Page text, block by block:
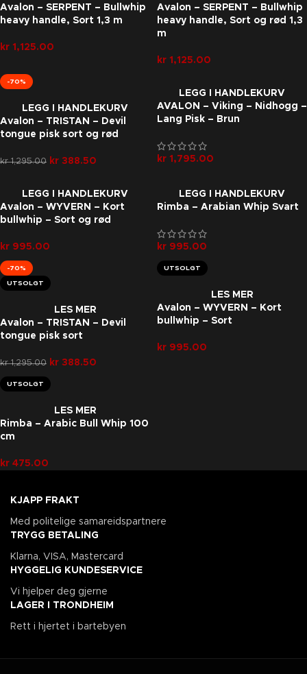
Avalon – SERPENT – Bullwhip
heavy handle, Sort 1,3 m
kr 1,125.00
Avalon – SERPENT – Bullwhip
heavy handle, Sort og rød 1,3
m
kr 1,125.00
-70%
LEGG I HANDLEKURV
Avalon – TRISTAN – Devil
tongue pisk sort og rød
kr1,295.00 kr 388.50
LEGG I HANDLEKURV
AVALON – Viking – Nidhogg –
Lang Pisk – Brun
kr 1,795.00
LEGG I HANDLEKURV
Avalon – WYVERN – Kort
bullwhip – Sort og rød
kr 995.00
LEGG I HANDLEKURV
Rimba – Arabian Whip Svart
kr 995.00
-70%
UTSOLGT
LES MER
Avalon – TRISTAN – Devil
tongue pisk sort
kr1,295.00 kr 388.50
UTSOLGT
LES MER
Avalon – WYVERN – Kort
bullwhip – Sort
kr 995.00
UTSOLGT
LES MER
Rimba – Arabic Bull Whip 100
cm
kr 475.00
KJAPP FRAKT
Med politelige samareidspartnere
TRYGG BETALING
Klarna, VISA, Mastercard
HYGGELIG KUNDESERVICE
Vi hjelper deg gjerne
LAGER I TRONDHEIM
Rett i hjertet i bartebyen